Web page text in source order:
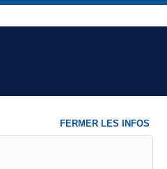
FERMER LES INFOS